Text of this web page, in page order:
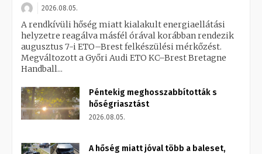
2026.08.05.
A rendkívüli hőség miatt kialakult energiaellátási
helyzetre reagálva másfél órával korábban rendezik
augusztus 7-i ETO–Brest felkészülési mérkőzést.
Megváltozott a Győri Audi ETO KC–Brest Bretagne
Handball...
Péntekig meghosszabbították s
hőségriasztást
2026.08.05.
A hőség miatt jóval több a baleset,